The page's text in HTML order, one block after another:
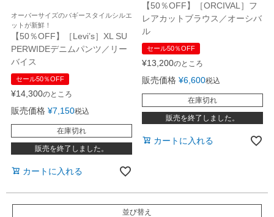
オーバーサイズのバギースタイルシルエ
ットが新鮮！
【50％OFF】［Levi’s］XL SU
PERWIDEデニムパンツ／リー
バイス
セール50％OFF
¥14,300のところ
販売価格 ¥7,150税込
在庫切れ
販売を終了しました。
カートに入れる
【50％OFF】［ORCIVAL］フ
レアカットブラウス／オーシバ
ル
セール50％OFF
¥13,200のところ
販売価格 ¥6,600税込
在庫切れ
販売を終了しました。
カートに入れる
並び替え